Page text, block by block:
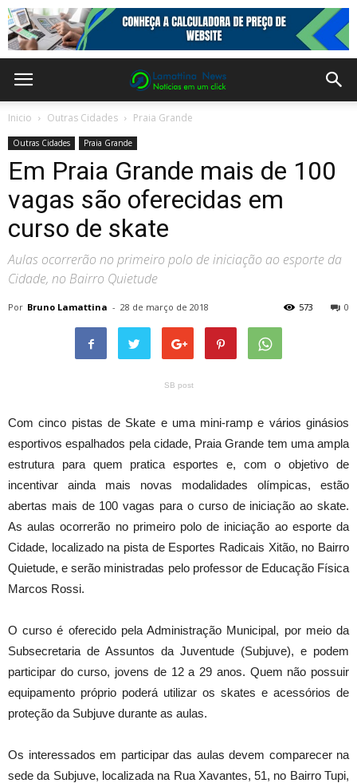
Inicio Outras Cidades Praia Grande
Outras Cidades Praia Grande
Em Praia Grande mais de 100
vagas são oferecidas em
curso de skate
Aulas ocorrerão no primeiro polo de iniciação ao esporte da
Cidade, no Bairro Quietude
Por Bruno Lamattina - 28 de março de 2018 0
573
SB post
Com cinco pistas de Skate e uma mini-ramp e vários ginásios
esportivos espalhados pela cidade, Praia Grande tem uma ampla
estrutura para quem pratica esportes e, com o objetivo de
incentivar ainda mais novas modalidades olímpicas, estão
abertas mais de 100 vagas para o curso de iniciação ao skate.
As aulas ocorrerão no primeiro polo de iniciação ao esporte da
Cidade, localizado na pista de Esportes Radicais Xitão, no Bairro
Quietude, e serão ministradas pelo professor de Educação Física
Marcos Rossi.
O curso é oferecido pela Administração Municipal, por meio da
Subsecretaria de Assuntos da Juventude (Subjuve), e podem
participar do curso, jovens de 12 a 29 anos. Quem não possuir
equipamento próprio poderá utilizar os skates e acessórios de
proteção da Subjuve durante as aulas.
Os interessados em participar das aulas devem comparecer na
sede da Subjuve, localizada na Rua Xavantes, 51, no Bairro Tupi,